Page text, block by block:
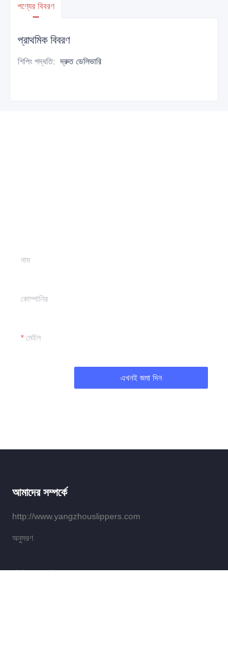
পণ্যের বিবরণ
প্রাথমিক বিবরণ
শিপিং পদ্ধতি: দ্রুত ডেলিভারি
নাম
কোম্পানির
মেইল
এখনই জমা দিন
আমাদের সম্পর্কে
http://www.yangzhouslippers.com
অনুসরণ
গ্রাহক সেবা